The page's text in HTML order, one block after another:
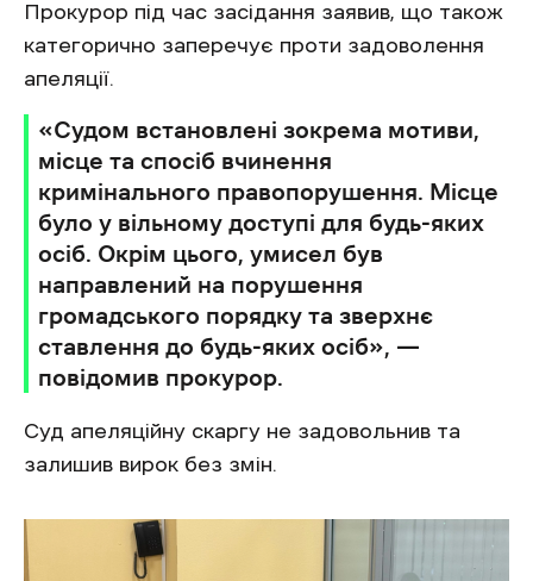
Прокурор під час засідання заявив, що також
категорично заперечує проти задоволення
апеляції.
«Судом встановлені зокрема мотиви,
місце та спосіб вчинення
кримінального правопорушення. Місце
було у вільному доступі для будь-яких
осіб. Окрім цього, умисел був
направлений на порушення
громадського порядку та зверхнє
ставлення до будь-яких осіб», —
повідомив прокурор.
Суд апеляційну скаргу не задовольнив та
залишив вирок без змін.